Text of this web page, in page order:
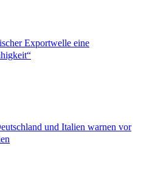
Exportwelle eine
und Italien warnen vor